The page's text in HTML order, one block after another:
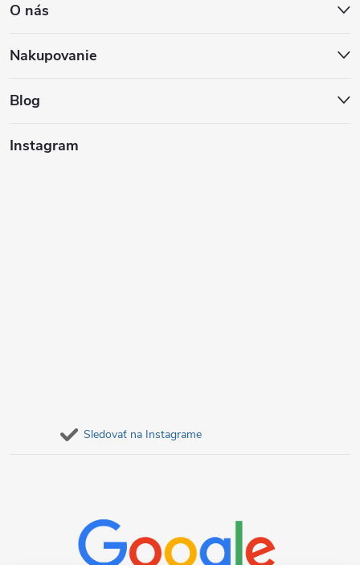
p
ä
O nás
Nakupovanie
Blog
Instagram
Sledovať na Instagrame